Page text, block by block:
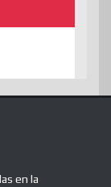
en la